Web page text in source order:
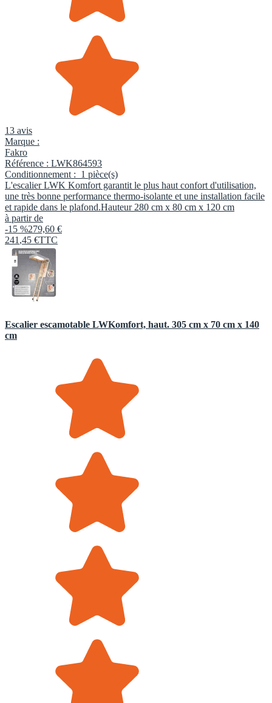
13 avis
Marque :
Fakro
Référence : LWK864593
Conditionnement : 1 pièce(s)
L'escalier LWK Komfort garantit le plus haut confort d'utilisation,
une très bonne performance thermo-isolante et une installation facile
et rapide dans le plafond.Hauteur 280 cm x 80 cm x 120 cm
à partir de
-15 %279,60 €
241 ,45 €TTC
Escalier escamotable LWKomfort, haut. 305 cm x 70 cm x 140
cm